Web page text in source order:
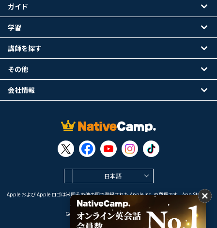
日本語
Apple および Apple ロゴは米国その他の国で登録された Apple Inc. の商標です。App Store は
Apple Inc. のサービスマークです。
Google Play は Google LLC の商標です。
ガイド
学習
講師を探す
その他
会社情報